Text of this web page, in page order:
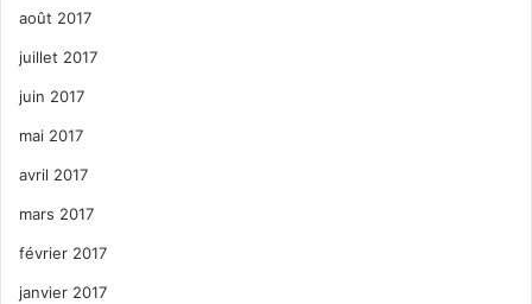
août 2017
juillet 2017
juin 2017
mai 2017
avril 2017
mars 2017
février 2017
janvier 2017